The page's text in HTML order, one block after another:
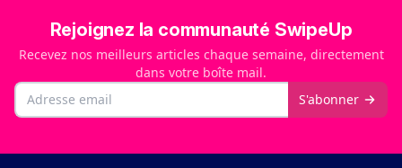
Rejoignez la communauté SwipeUp
Recevez nos meilleurs articles chaque semaine, directement
dans votre boîte mail.
Email S'abonner